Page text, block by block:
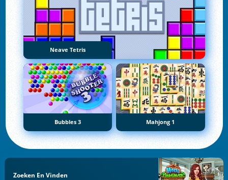
Neave Tetris
Bubbles 3 Mahjong 1
Zoeken En Vinden